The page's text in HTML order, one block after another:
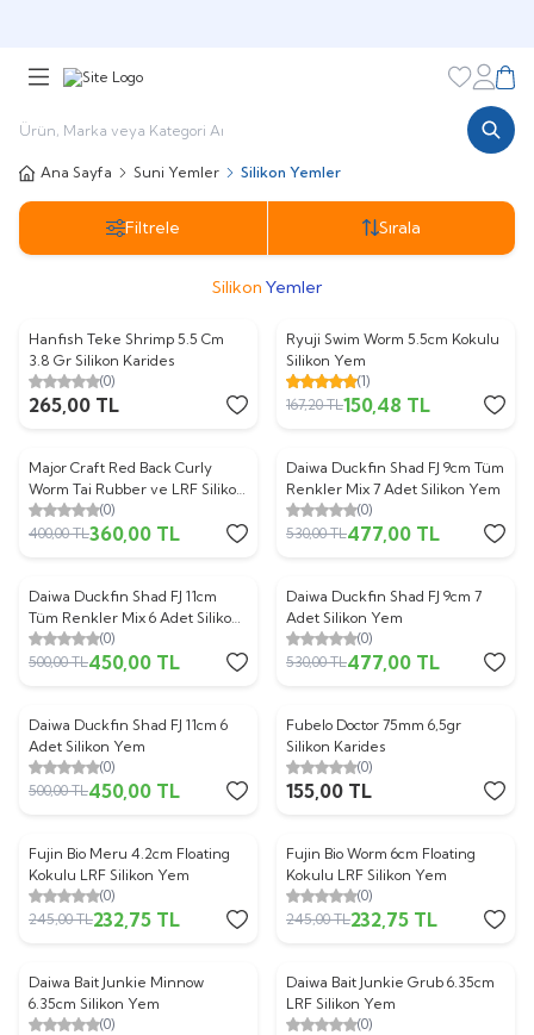
Favorilerim
Ana Sayfa Suni Yemler Silikon Yemler
Filtrele Sırala
Silikon Yemler
Hanfish Teke Shrimp 5.5 Cm
3.8 Gr Silikon Karides
(0)
265,00 TL
%10
Ryuji Swim Worm 5.5cm Kokulu
Silikon Yem
(1)
167,20TL150,48 TL
%10
Major Craft Red Back Curly
Worm Tai Rubber ve LRF Silikon
Yem
(0)
400,00TL360,00 TL
%10
Daiwa Duckfin Shad FJ 9cm Tüm
Renkler Mix 7 Adet Silikon Yem
(0)
530,00TL477,00 TL
%10
Daiwa Duckfin Shad FJ 11cm
Tüm Renkler Mix 6 Adet Silikon
Yem
(0)
500,00TL450,00 TL
%10
Daiwa Duckfin Shad FJ 9cm 7
Adet Silikon Yem
(0)
530,00TL477,00 TL
%10
Daiwa Duckfin Shad FJ 11cm 6
Adet Silikon Yem
(0)
500,00TL450,00 TL
Fubelo Doctor 75mm 6,5gr
Silikon Karides
(0)
155,00 TL
%5
Fujin Bio Meru 4.2cm Floating
Kokulu LRF Silikon Yem
(0)
245,00TL232,75 TL
%5
Fujin Bio Worm 6cm Floating
Kokulu LRF Silikon Yem
(0)
245,00TL232,75 TL
%10
Daiwa Bait Junkie Minnow
6.35cm Silikon Yem
(0)
%10
Daiwa Bait Junkie Grub 6.35cm
LRF Silikon Yem
(0)